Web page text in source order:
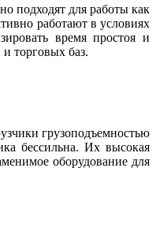
подходят для работы как
работают в условиях
время простоя и
торговых баз.
грузоподъемностью
бессильна. Их высокая
оборудование для